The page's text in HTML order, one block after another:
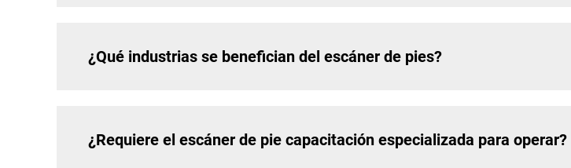
¿Qué industrias se benefician del escáner de pies?
¿Requiere el escáner de pie capacitación especializada para operar?